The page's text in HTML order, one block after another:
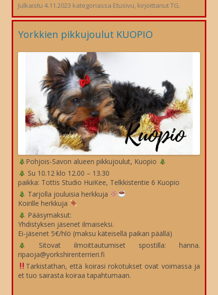
Julkaistu 4.11.2023 kategoriassa Etusivu , kirjoittanutTG.
Yorkkien pikkujoulut KUOPIO
Pohjois-Savon alueen pikkujoulut, Kuopio
Su 10.12 klo 12.00 – 13.30
paikka: Tottis Studio HuiKee, Telkkistentie 6 Kuopio
Tarjolla jouluisia herkkuja
Koirille herkkuja
Pääsymaksut:
Yhdistyksen jäsenet ilmaiseksi.
Ei-jäsenet 5€/hlö (maksu käteisellä paikan päällä)
Sitovat ilmoittautumiset spostilla: hanna.
ripaoja@yorkshirenterrieri.fi
Tarkistathan, että koirasi rokotukset ovat voimassa ja
et tuo sairasta koiraa tapahtumaan.